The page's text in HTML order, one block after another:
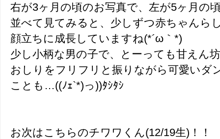
右が3ヶ月の頃のお写真で、左が5ヶ月の
並べて見てみると、少しずつ赤ちゃんら
顔立ちに成長していますね(*´ω｀*)
少し小柄な男の子で、とーっても甘えん坊
おしりをフリフリと振りながら可愛いダ
ことも…((ﾉｪ`*)っ))ﾀｼﾀｼ
お次はこちらのチワワくん(12/19生)！！